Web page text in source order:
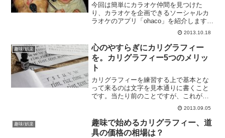
今回は簡単にカラオケ仲間を見つけた
り、カラオケを企画できるソーシャルカ
ラオケのアプリ「ohaco」を紹介します。
ohacoはサービスを終了しています。
ohaco（オハコ）ってどんなサービス？
ohacoは誰でも簡単にカラオケ仲間を見つ
けたり、...
2013.10.18
趣味/娯楽
心のやすらぎにカリグラフィー
を。カリグラフィー5つのメリッ
ト
カリグラフィーを練習する上で基本とな
って来るのは文字を見本通りに書くこと
です。当たり前のことですが、これがな
かなか難しいのです。練習のために、ひ
たすら数をこなし気づけば驚くほどの時
間が経っていたなんてこともあるかと思
います。一見、カリグラフ...
2013.09.05
趣味/娯楽
趣味で始めるカリグラフィー、道
具の価格の相場は？